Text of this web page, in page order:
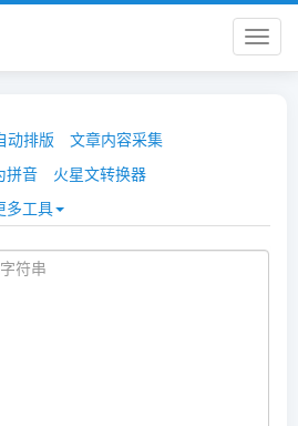
PC
箱
动排版
文章内容采集
拼音
火星文转换器
多工具